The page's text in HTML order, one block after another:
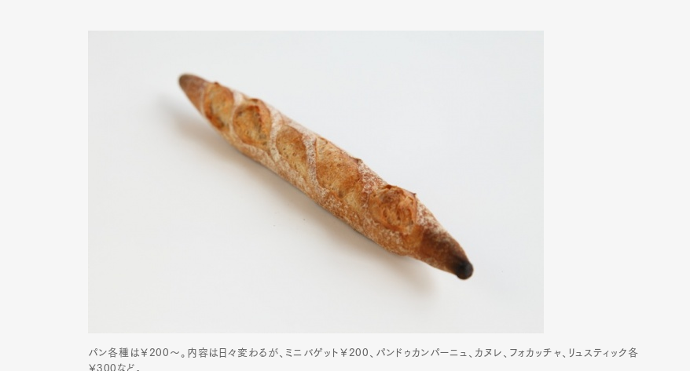
パン各種は￥200～。内容は日々変わるが、ミニバゲット￥200、パンドゥカンパーニュ、カヌレ、フォカッチャ、リュスティック各
￥300など。